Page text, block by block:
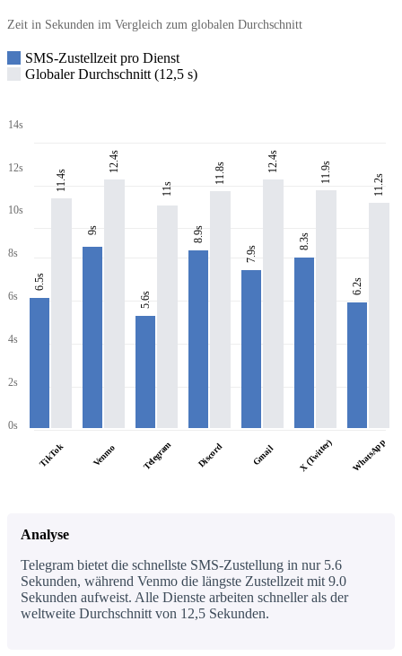
Zeit in Sekunden im Vergleich zum globalen Durchschnitt
SMS-Zustellzeit pro Dienst
Globaler Durchschnitt (12,5 s)
14s
12s
10s
8s
6s
4s
2s
0s
6.5s
11.4s
TikTok
9s
12.4s
Venmo
5.6s
11s
Telegram
8.9s
11.8s
Discord
7.9s
12.4s
Gmail
8.3s
11.9s
X (Twitter)
6.2s
11.2s
WhatsApp
Analyse
Telegram bietet die schnellste SMS-Zustellung in nur 5.6
Sekunden, während Venmo die längste Zustellzeit mit 9.0
Sekunden aufweist. Alle Dienste arbeiten schneller als der
weltweite Durchschnitt von 12,5 Sekunden.